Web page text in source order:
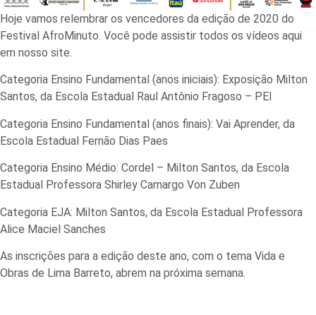
Hoje vamos relembrar os vencedores da edição de 2020 do
Festival AfroMinuto. Você pode assistir todos os vídeos aqui
em nosso site.
Categoria Ensino Fundamental (anos iniciais): Exposição Milton
Santos, da Escola Estadual Raul Antônio Fragoso – PEI
Categoria Ensino Fundamental (anos finais): Vai Aprender, da
Escola Estadual Fernão Dias Paes
Categoria Ensino Médio: Cordel – Milton Santos, da Escola
Estadual Professora Shirley Camargo Von Zuben
Categoria EJA: Milton Santos, da Escola Estadual Professora
Alice Maciel Sanches
As inscrições para a edição deste ano, com o tema Vida e
Obras de Lima Barreto, abrem na próxima semana.